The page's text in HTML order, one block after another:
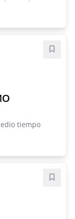
tiempo